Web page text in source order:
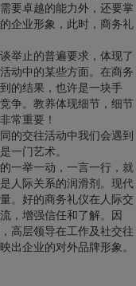
要卓越的能力外，还要掌
企业形象，此时，商务礼
举止的普遍要求，体现了
动中的某些方面。在商务
的结果，也许是一块手
争。教养体现细节，细节
常重要！
的交往活动中我们会遇到
一门艺术。
一举一动，一言一行，就
人际关系的润滑剂。现代
。好的商务礼仪在人际交
，增强信任和了解。因
高层领导在工作及社交往
出企业的对外品牌形象。